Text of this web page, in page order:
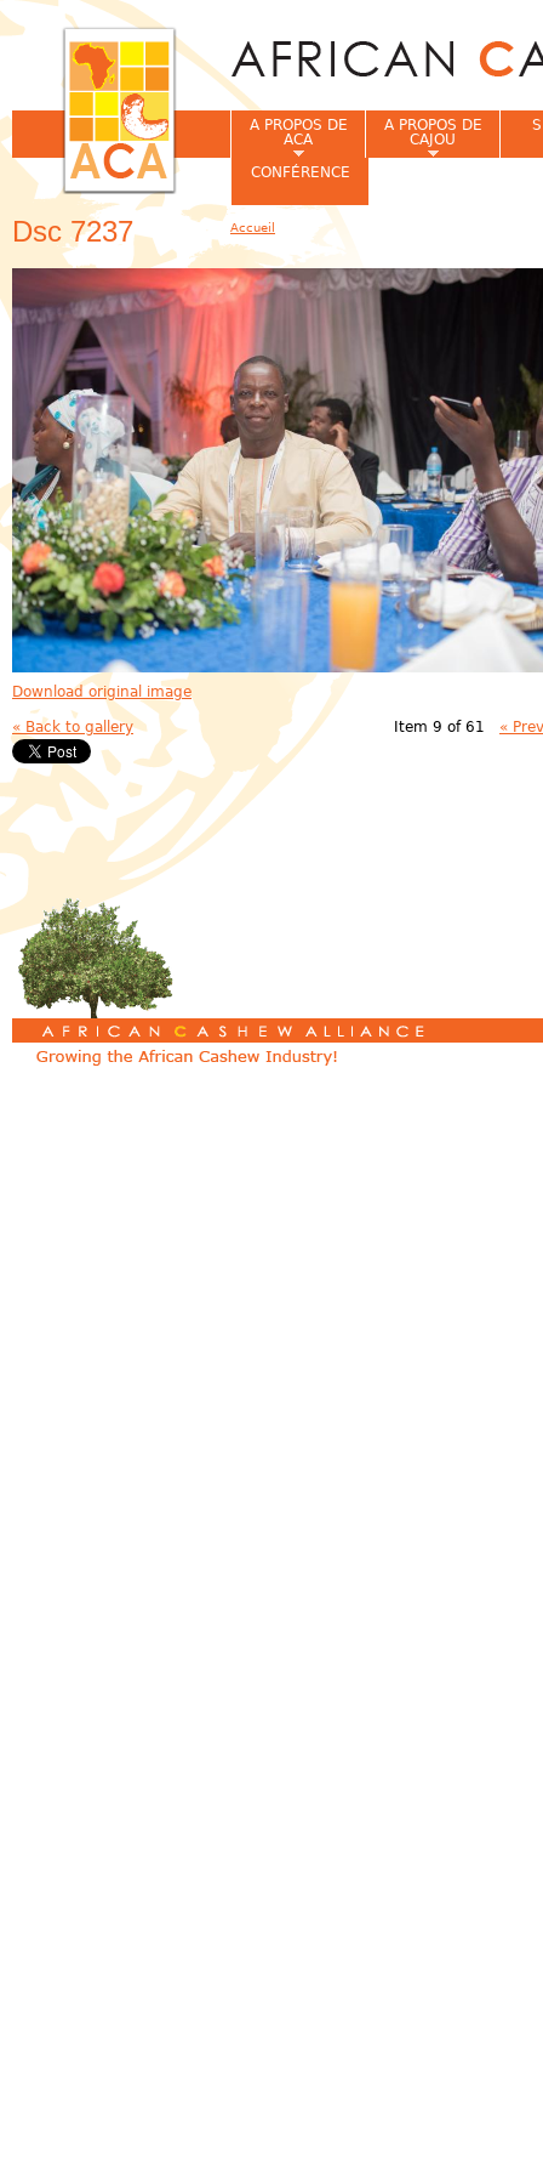
Dsc 7237
Download original image
« Back to gallery Item 9 of 61 «
A PROPOS DE
ACA
A PROPOS DE
CAJOU
CONFÉRENCE
Vous êtes ici
Accueil